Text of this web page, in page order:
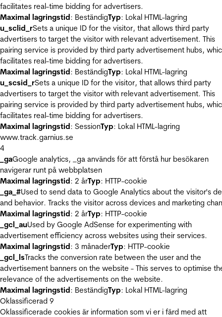
facilitates real-time bidding for advertisers.
Maximal lagringstid: BeständigTyp: Lokal HTML-lagring
u_sclid_rSets a unique ID for the visitor, that allows third party
advertisers to target the visitor with relevant advertisement. This
pairing service is provided by third party advertisement hubs,
facilitates real-time bidding for advertisers.
Maximal lagringstid: BeständigTyp: Lokal HTML-lagring
u_scsid_rSets a unique ID for the visitor, that allows third party
advertisers to target the visitor with relevant advertisement. This
pairing service is provided by third party advertisement hubs,
facilitates real-time bidding for advertisers.
Maximal lagringstid: SessionTyp: Lokal HTML-lagring
www.track.garnius.se
4
_gaGoogle analytics, _ga används för att förstå hur besökaren
navigerar runt på webbplatsen
Maximal lagringstid: 2 årTyp: HTTP-cookie
_ga_#Used to send data to Google Analytics about the visitor's
and behavior. Tracks the visitor across devices and marketing
Maximal lagringstid: 2 årTyp: HTTP-cookie
_gcl_auUsed by Google AdSense for experimenting with
advertisement efficiency across websites using their services.
Maximal lagringstid: 3 månaderTyp: HTTP-cookie
_gcl_lsTracks the conversion rate between the user and the
advertisement banners on the website - This serves to optimise
relevance of the advertisements on the website.
Maximal lagringstid: BeständigTyp: Lokal HTML-lagring
Oklassificerad 9
Oklassificerade cookies är information som vi er i färd med att